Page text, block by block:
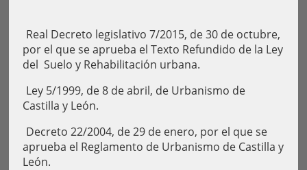
Real Decreto legislativo 7/2015, de 30 de octubre,
por el que se aprueba el Texto Refundido de la Ley
del Suelo y Rehabilitación urbana.
Ley 5/1999, de 8 de abril, de Urbanismo de
Castilla y León.
Decreto 22/2004, de 29 de enero, por el que se
aprueba el Reglamento de Urbanismo de Castilla y
León.